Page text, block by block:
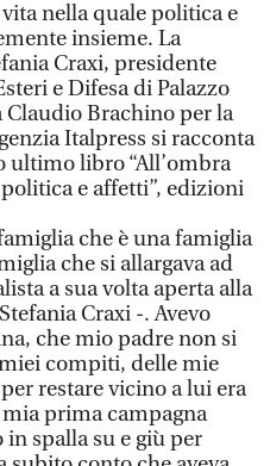
vita nella quale politica e
insieme. La
Craxi, presidente
e Difesa di Palazzo
Claudio Brachino per la
Italpress si racconta
ultimo libro “All’ombra
e affetti”, edizioni
che è una famiglia
che si allargava ad
a sua volta aperta alla
Craxi -. Avevo
che mio padre non si
compiti, delle mie
restare vicino a lui era
prima campagna
spalla su e giù per